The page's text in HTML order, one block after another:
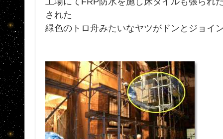
された
緑色のトロ舟みたいなヤツがドンとジョイ